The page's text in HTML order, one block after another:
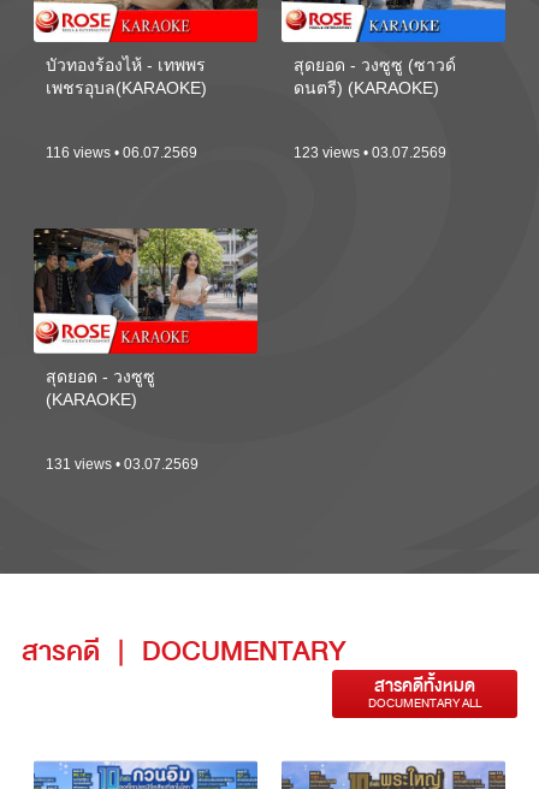
บัวทองร้องไห้ - เทพพร
เพชรอุบล(KARAOKE)
116 views • 06.07.2569
สุดยอด - วงซูซู (ซาวด์
ดนตรี) (KARAOKE)
123 views • 03.07.2569
สุดยอด - วงซูซู
(KARAOKE)
131 views • 03.07.2569
สารคดี | DOCUMENTARY
สารคดีทั้งหมด
DOCUMENTARY ALL